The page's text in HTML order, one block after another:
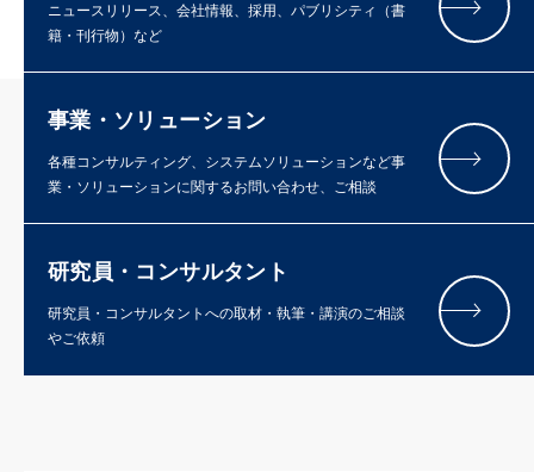
ニュースリリース、会社情報、採用、パブリシティ（書
籍・刊行物）など
事業・ソリューション
各種コンサルティング、システムソリューションなど事
業・ソリューションに関するお問い合わせ、ご相談
研究員・コンサルタント
研究員・コンサルタントへの取材・執筆・講演のご相談
やご依頼